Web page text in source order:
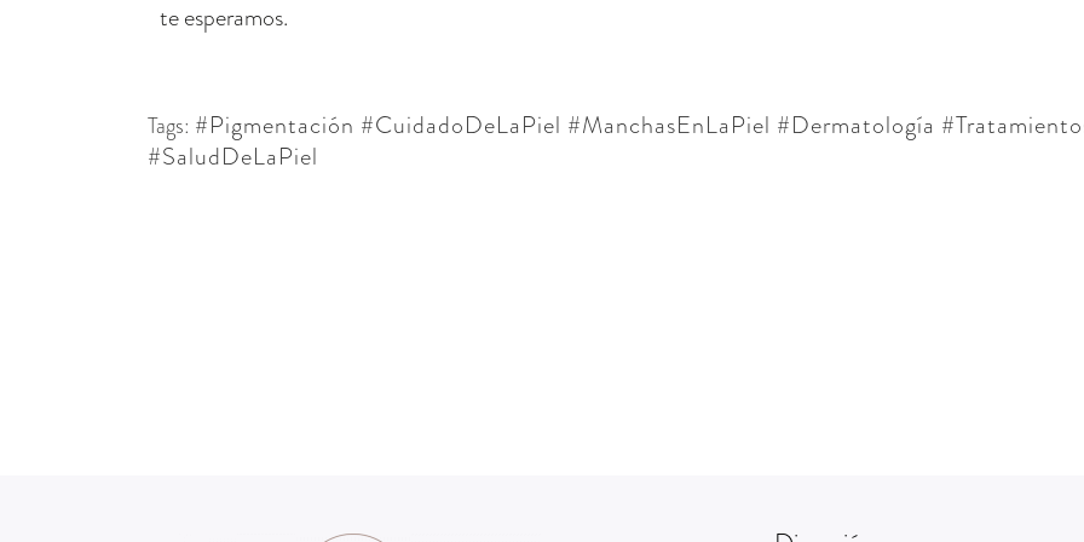
te esperamos.
Tags: #Pigmentación #CuidadoDeLaPiel #ManchasEnLaPiel #Dermatología
#SaludDeLaPiel